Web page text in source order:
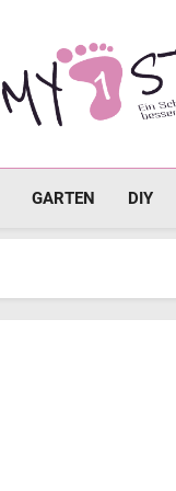
GARTEN DIY